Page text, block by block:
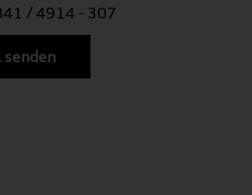
/ 4914 - 307
senden